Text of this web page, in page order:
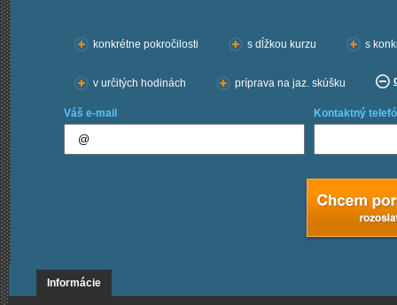
konkrétne pokročilosti
s dĺžkou kurzu s
v určitých hodinách príprava na jaz. skúšku
Váš e-mail Kontaktný
Informácie